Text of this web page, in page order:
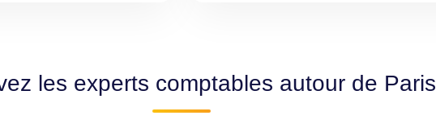
les experts comptables autour de Paris